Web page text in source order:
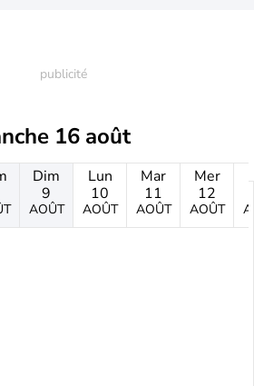
16 août
Dim
9
AOÛT
Lun
10
AOÛT
Mar
11
AOÛT
Mer
12
AOÛT